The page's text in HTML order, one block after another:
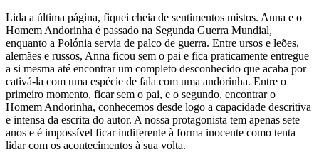
Lida a última página, fiquei cheia de sentimentos mistos. Anna e o
Homem Andorinha é passado na Segunda Guerra Mundial,
enquanto a Polónia servia de palco de guerra. Entre ursos e leões,
alemães e russos, Anna ficou sem o pai e fica praticamente entregue
a si mesma até encontrar um completo desconhecido que acaba por
cativá-la com uma espécie de fala com uma andorinha. Entre o
primeiro momento, ficar sem o pai, e o segundo, encontrar o
Homem Andorinha, conhecemos desde logo a capacidade descritiva
e intensa da escrita do autor. A nossa protagonista tem apenas sete
anos e é impossível ficar indiferente à forma inocente como tenta
lidar com os acontecimentos à sua volta.